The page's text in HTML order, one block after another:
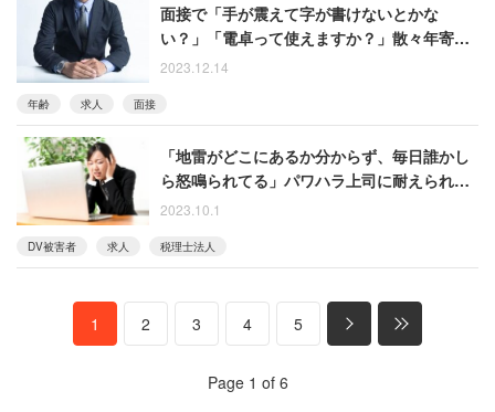
面接で「手が震えて字が書けないとかな
い？」「電卓って使えますか？」散々年寄り
扱いされた男性が面接官を見返した話
2023.12.14
年齢 求人 面接
「地雷がどこにあるか分からず、毎日誰かし
ら怒鳴られてる」パワハラ上司に耐えられず1
か月で退職した女性
2023.10.1
DV被害者 求人 税理士法人
1 2 3 4 5
Page 1 of 6